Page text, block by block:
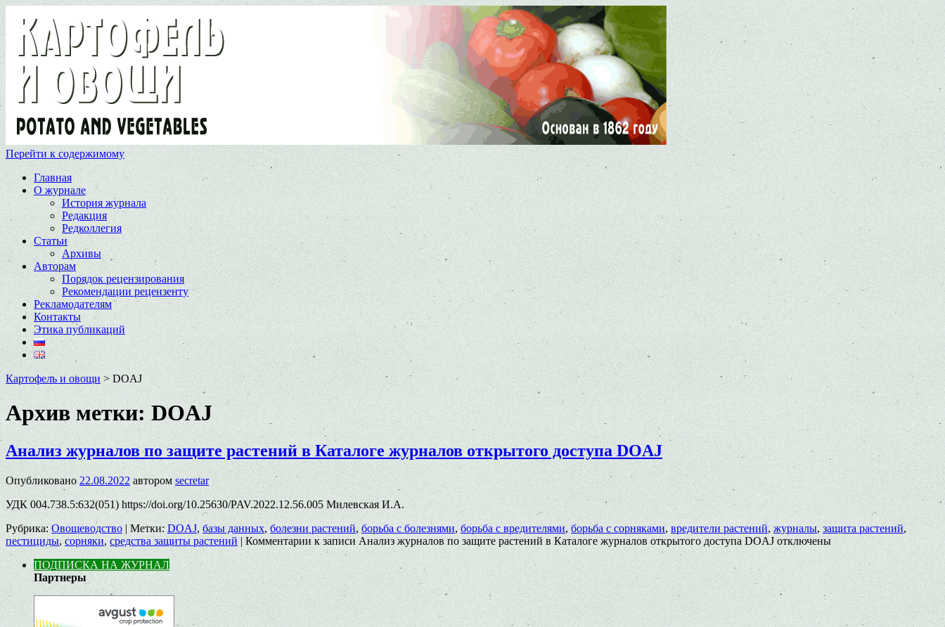
Перейти к содержимому
Главная
О журнале
История журнала
Редакция
Редколлегия
Статьи
Архивы
Авторам
Порядок рецензирования
Рекомендации рецензенту
Рекламодателям
Контакты
Этика публикаций
Картофель и овощи > DOAJ
Архив метки: DOAJ
Анализ журналов по защите растений в Каталоге журналов открытого доступа DOAJ
Опубликовано 22.08.2022 автором secretar
УДК 004.738.5:632(051) https://doi.org/10.25630/PAV.2022.12.56.005 Милевская И.А.
Рубрика: Овощеводство | Метки: DOAJ,базы данных,болезни растений, борьба с болезнями,борьба с вредителями,борьба с сорняками, вредители растений, журналы,защита растений,
пестициды, сорняки, средства защиты растений | Комментарии к записи Анализ журналов по защите растений в Каталоге журналов открытого доступа DOAJ отключены
ПОДПИСКА НА ЖУРНАЛ
Партнеры